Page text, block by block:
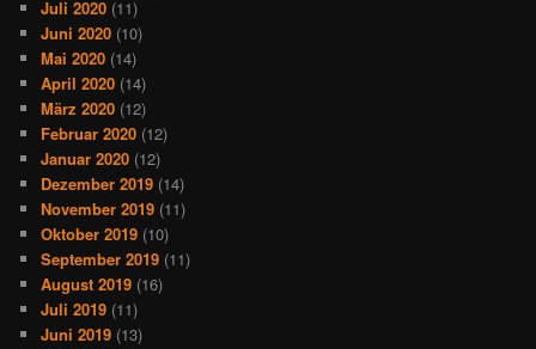
Juli 2020 (11)
Juni 2020 (10)
Mai 2020 (14)
April 2020 (14)
März 2020 (12)
Februar 2020 (12)
Januar 2020 (12)
Dezember 2019 (14)
November 2019 (11)
Oktober 2019 (10)
September 2019 (11)
August 2019 (16)
Juli 2019 (11)
Juni 2019 (13)